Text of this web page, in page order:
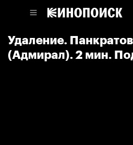
Удаление.
(Адмирал). 2 мин.